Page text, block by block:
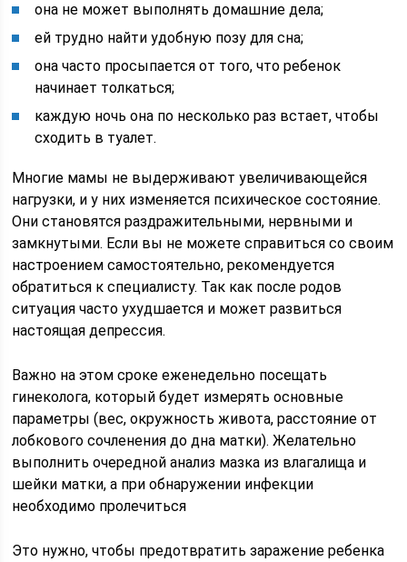
она не может выполнять домашние дела;
ей трудно найти удобную позу для сна;
она часто просыпается от того, что ребенок
начинает толкаться;
каждую ночь она по несколько раз встает, чтобы
сходить в туалет.
Многие мамы не выдерживают увеличивающейся
нагрузки, и у них изменяется психическое состояние.
Они становятся раздражительными, нервными и
замкнутыми. Если вы не можете справиться со своим
настроением самостоятельно, рекомендуется
обратиться к специалисту. Так как после родов
ситуация часто ухудшается и может развиться
настоящая депрессия.
Важно на этом сроке еженедельно посещать
гинеколога, который будет измерять основные
параметры (вес, окружность живота, расстояние от
лобкового сочленения до дна матки). Желательно
выполнить очередной анализ мазка из влагалища и
шейки матки, а при обнаружении инфекции
необходимо пролечиться
Это нужно, чтобы предотвратить заражение ребенка